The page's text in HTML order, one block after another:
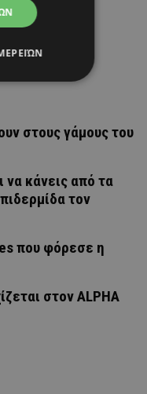
στους γάμους του
κάνεις από τα
τον
που φόρεσε η
στον ALPHA